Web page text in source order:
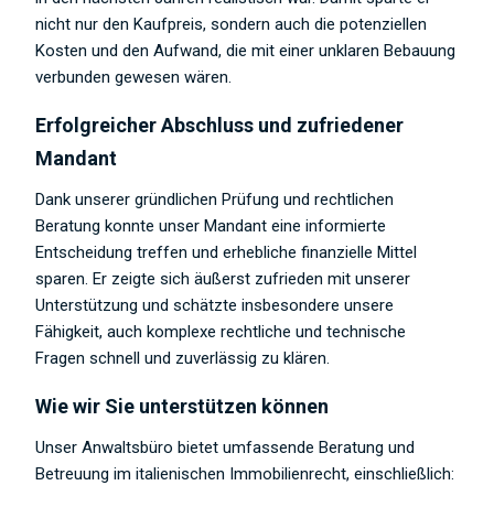
nicht nur den Kaufpreis, sondern auch die potenziellen
Kosten und den Aufwand, die mit einer unklaren Bebauung
verbunden gewesen wären.
Erfolgreicher Abschluss und zufriedener
Mandant
Dank unserer gründlichen Prüfung und rechtlichen
Beratung konnte unser Mandant eine informierte
Entscheidung treffen und erhebliche finanzielle Mittel
sparen. Er zeigte sich äußerst zufrieden mit unserer
Unterstützung und schätzte insbesondere unsere
Fähigkeit, auch komplexe rechtliche und technische
Fragen schnell und zuverlässig zu klären.
Wie wir Sie unterstützen können
Unser Anwaltsbüro bietet umfassende Beratung und
Betreuung im italienischen Immobilienrecht, einschließlich: